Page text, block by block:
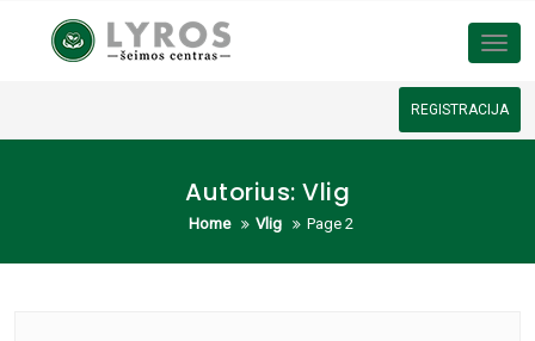
REGISTRACIJA
Autorius: Vlig
Home Vlig Page 2